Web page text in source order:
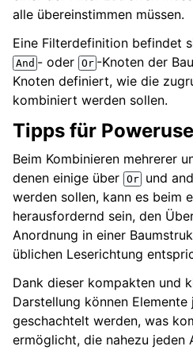
alle übereinstimmen müssen.
Eine Filterdefinition befindet
And - oder Or -Knoten der
Knoten definiert, wie die
kombiniert werden sollen.
Tipps für
Beim Kombinieren mehrerer
denen einige über Or und
werden sollen, kann es beim
herausfordernd sein, den
Anordnung in einer
üblichen Leserichtung
Dank dieser kompakten und
Darstellung können
geschachtelt werden, was
ermöglicht, die nahezu jeden